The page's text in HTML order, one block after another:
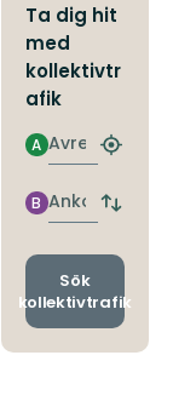
Ta dig hit
med
kollektivtr
afik
Avresa
A
Hitta
Ankomst
B
Byt
och
Sök
kollektivtrafik